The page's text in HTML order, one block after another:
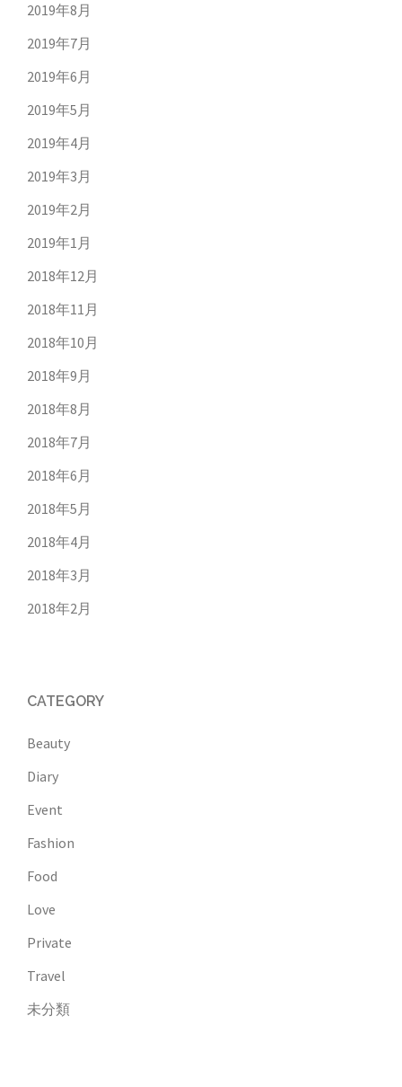
2019年8月
2019年7月
2019年6月
2019年5月
2019年4月
2019年3月
2019年2月
2019年1月
2018年12月
2018年11月
2018年10月
2018年9月
2018年8月
2018年7月
2018年6月
2018年5月
2018年4月
2018年3月
2018年2月
CATEGORY
Beauty
Diary
Event
Fashion
Food
Love
Private
Travel
未分類